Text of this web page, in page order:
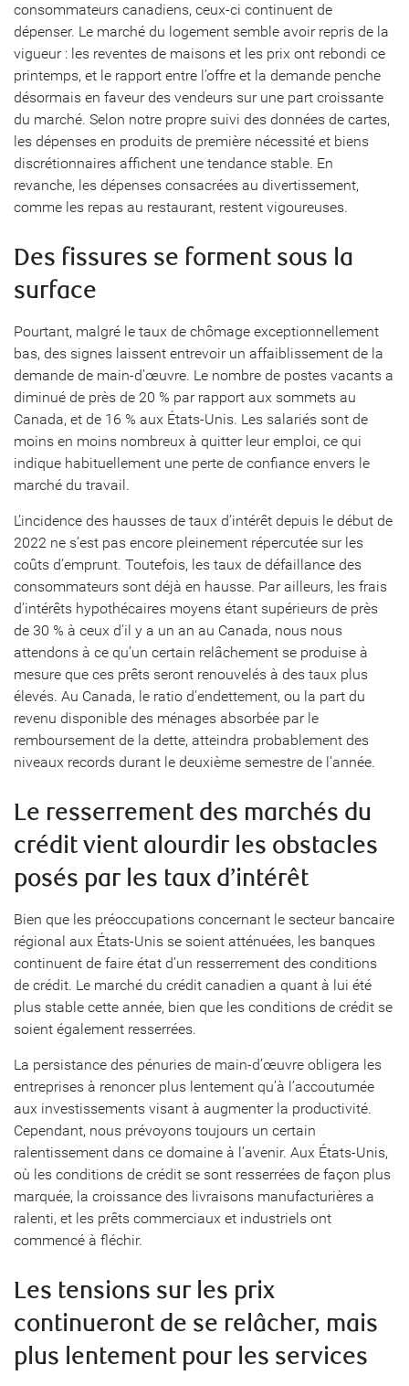
consommateurs canadiens, ceux-ci continuent de
dépenser. Le marché du logement semble avoir repris de la
vigueur : les reventes de maisons et les prix ont rebondi ce
printemps, et le rapport entre l’offre et la demande penche
désormais en faveur des vendeurs sur une part croissante
du marché. Selon notre propre suivi des données de cartes,
les dépenses en produits de première nécessité et biens
discrétionnaires affichent une tendance stable. En
revanche, les dépenses consacrées au divertissement,
comme les repas au restaurant, restent vigoureuses.
Des fissures se forment sous la
surface
Pourtant, malgré le taux de chômage exceptionnellement
bas, des signes laissent entrevoir un affaiblissement de la
demande de main-d’œuvre. Le nombre de postes vacants a
diminué de près de 20 % par rapport aux sommets au
Canada, et de 16 % aux États-Unis. Les salariés sont de
moins en moins nombreux à quitter leur emploi, ce qui
indique habituellement une perte de confiance envers le
marché du travail.
L’incidence des hausses de taux d’intérêt depuis le début de
2022 ne s’est pas encore pleinement répercutée sur les
coûts d’emprunt. Toutefois, les taux de défaillance des
consommateurs sont déjà en hausse. Par ailleurs, les frais
d’intérêts hypothécaires moyens étant supérieurs de près
de 30 % à ceux d’il y a un an au Canada, nous nous
attendons à ce qu’un certain relâchement se produise à
mesure que ces prêts seront renouvelés à des taux plus
élevés. Au Canada, le ratio d’endettement, ou la part du
revenu disponible des ménages absorbée par le
remboursement de la dette, atteindra probablement des
niveaux records durant le deuxième semestre de l’année.
Le resserrement des marchés du
crédit vient alourdir les obstacles
posés par les taux d’intérêt
Bien que les préoccupations concernant le secteur bancaire
régional aux États-Unis se soient atténuées, les banques
continuent de faire état d’un resserrement des conditions
de crédit. Le marché du crédit canadien a quant à lui été
plus stable cette année, bien que les conditions de crédit se
soient également resserrées.
La persistance des pénuries de main-d’œuvre obligera les
entreprises à renoncer plus lentement qu’à l’accoutumée
aux investissements visant à augmenter la productivité.
Cependant, nous prévoyons toujours un certain
ralentissement dans ce domaine à l’avenir. Aux États-Unis,
où les conditions de crédit se sont resserrées de façon plus
marquée, la croissance des livraisons manufacturières a
ralenti, et les prêts commerciaux et industriels ont
commencé à fléchir.
Les tensions sur les prix
continueront de se relâcher, mais
plus lentement pour les services